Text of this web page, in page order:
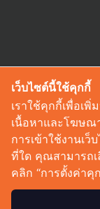
เว็บไซต์นี้ใช้คุกกี้
เราใช้คุกกี้เพื่อเ
เนื้อหาและโฆษณ
การเข้าใช้งานเว็
ที่ใด คุณสามารถ
คลิก “การตั้งค่าคุ